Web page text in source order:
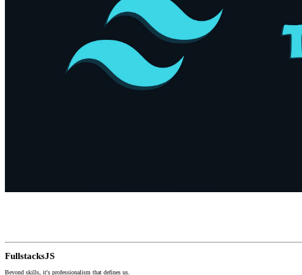
FullstacksJS
Beyond skills, it's professionalism that defines us.